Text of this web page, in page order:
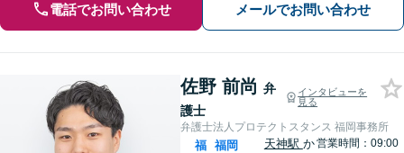
電話でお問い合わせ メールでお問い合わせ
佐野 前尚 弁
護士
インタビューを
見る
弁護士法人プロテクトスタンス 福岡事務所
福
福岡
天神駅 か営業時間：09:00